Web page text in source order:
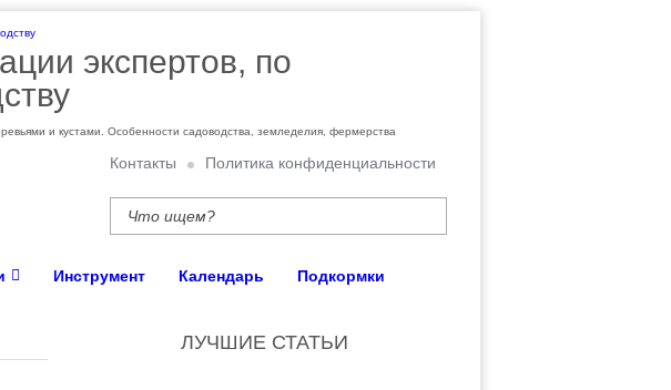
экспертов, по
и кустами. Особенности садоводства, земледелия, фермерства
Контакты Политика конфиденциальности
Инструмент Календарь Подкормки
ЛУЧШИЕ СТАТЬИ